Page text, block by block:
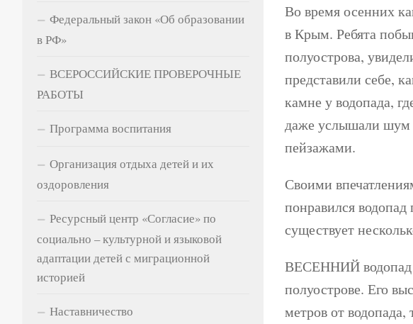
Во время осенних
в Крым. Ребята
полуострова,
представили себе,
камне у водопада,
даже услышали шум
пейзажами.
Своими
понравился
существует
ВЕСЕННИЙ водопад
полуострове. Его
метров от
Федеральный закон «Об образовании
в РФ»
ВСЕРОССИЙСКИЕ ПРОВЕРОЧНЫЕ
РАБОТЫ
Программа воспитания
Организация отдыха детей и их
оздоровления
Ресурсный центр «Согласие» по
социально – культурной и языковой
адаптации детей с миграционной
историей
Наставничество